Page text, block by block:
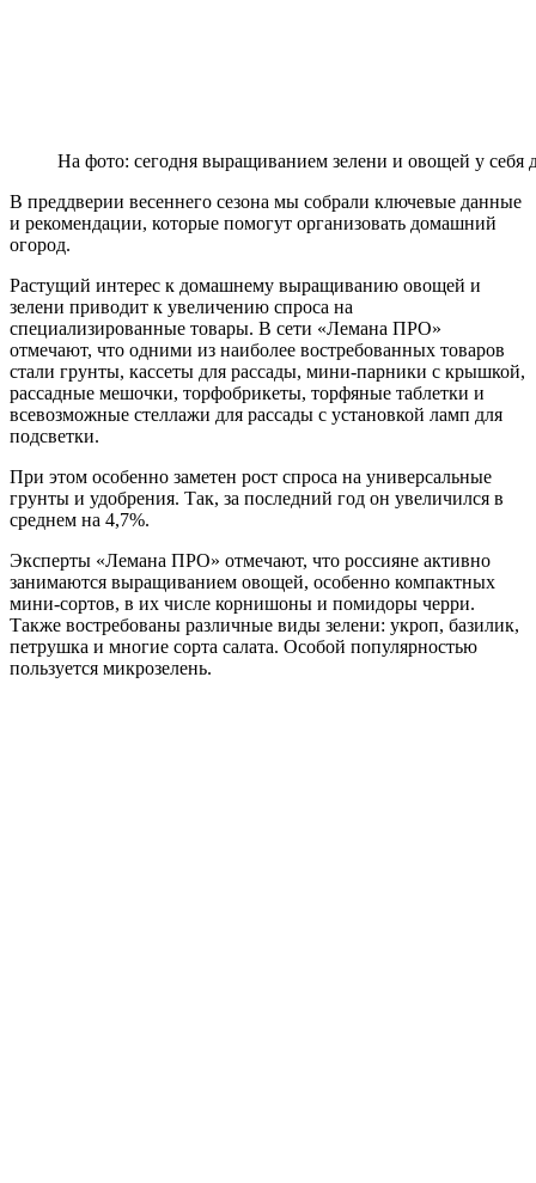
На фото: сегодня выращиванием зелени и овощей у себя
В преддверии весеннего сезона мы собрали ключевые данные
и рекомендации, которые помогут организовать домашний
огород.
Растущий интерес к домашнему выращиванию овощей и
зелени приводит к увеличению спроса на
специализированные товары. В сети «Лемана ПРО»
отмечают, что одними из наиболее востребованных товаров
стали грунты, кассеты для рассады, мини-парники с крышкой,
рассадные мешочки, торфобрикеты, торфяные таблетки и
всевозможные стеллажи для рассады с установкой ламп для
подсветки.
При этом особенно заметен рост спроса на универсальные
грунты и удобрения. Так, за последний год он увеличился в
среднем на 4,7%.
Эксперты «Лемана ПРО» отмечают, что россияне активно
занимаются выращиванием овощей, особенно компактных
мини-сортов, в их числе корнишоны и помидоры черри.
Также востребованы различные виды зелени: укроп, базилик,
петрушка и многие сорта салата. Особой популярностью
пользуется микрозелень.